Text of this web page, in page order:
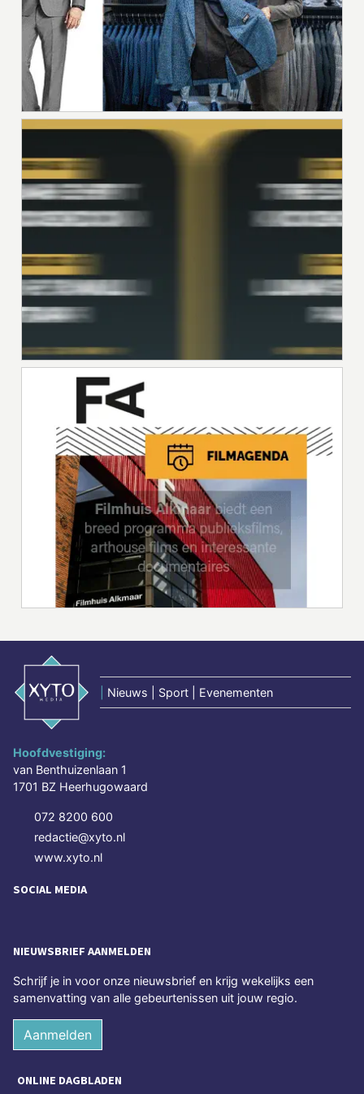
Nieuws | Sport | Evenementen
Hoofdvestiging:
van Benthuizenlaan 1
1701 BZ Heerhugowaard
072 8200 600
redactie@xyto.nl
www.xyto.nl
SOCIAL MEDIA
NIEUWSBRIEF AANMELDEN
Schrijf je in voor onze nieuwsbrief en krijg wekelijks een
samenvatting van alle gebeurtenissen uit jouw regio.
Aanmelden
ONLINE DAGBLADEN